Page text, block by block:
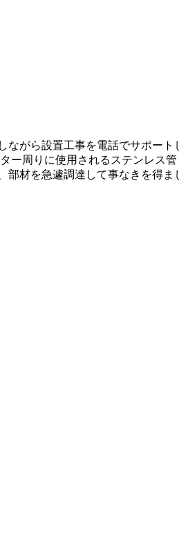
がら設置工事を電話でサポー
ー周りに使用されるステンレス
材を急遽調達して事なきを得